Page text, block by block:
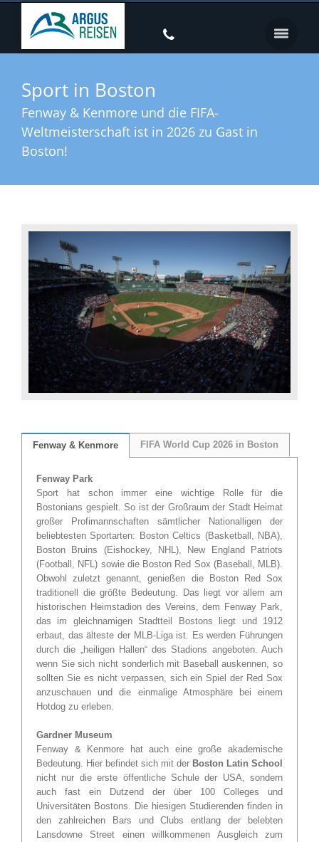
Sport in Boston
Fenway & Kenmore und die FIFA-
Weltmeisterschaft ist in 2026 zu Gast in
Boston!
Fenway & Kenmore FIFA World Cup 2026 in Boston
Fenway Park
Sport hat schon immer eine wichtige Rolle für die
Bostonians gespielt. So ist der Großraum der Stadt Heimat
großer Profimannschaften sämtlicher Nationalligen der
beliebtesten Sportarten: Boston Celtics (Basketball, NBA),
Boston Bruins (Eishockey, NHL), New England Patriots
(Football, NFL) sowie die Boston Red Sox (Baseball, MLB).
Obwohl zuletzt genannt, genießen die Boston Red Sox
traditionell die größte Bedeutung. Das liegt vor allem am
historischen Heimstadion des Vereins, dem Fenway Park,
das im gleichnamigen Stadtteil Bostons liegt und 1912
erbaut, das älteste der MLB-Liga ist. Es werden Führungen
durch die „heiligen Hallen“ des Stadions angeboten. Auch
wenn Sie sich nicht sonderlich mit Baseball auskennen, so
sollten Sie es nicht verpassen, sich ein Spiel der Red Sox
anzuschauen und die einmalige Atmosphäre bei einem
Hotdog zu erleben.
Gardner Museum
Fenway & Kenmore hat auch eine große akademische
Bedeutung. Hier befindet sich mit der Boston Latin School
nicht nur die erste öffentliche Schule der USA, sondern
auch fast ein Dutzend der über 100 Colleges und
Universitäten Bostons. Die hiesigen Studierenden finden in
den zahlreichen Bars und Clubs entlang der belebten
Lansdowne Street einen willkommenen Ausgleich zum